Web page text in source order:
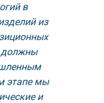
в
из
должны
этапе мы
и